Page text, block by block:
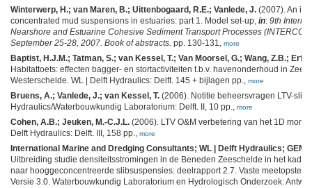
Winterwerp, H.; van Maren, B.; Uittenbogaard, R.E.; Vanlede, J. (2007). An
concentrated mud suspensions in estuaries: part 1. Model set-up, in: 9th
Nearshore and Estuarine Cohesive Sediment Transport Processes
September 25-28, 2007. Book of abstracts. pp. 130-131, more
Baptist, H.J.M.; Tatman, S.; van Kessel, T.; Van Moorsel, G.; Wang, Z.B.;
Habitattoets: effecten bagger- en stortactiviteiten t.b.v. havenonderhoud in
Westerschelde. WL | Delft Hydraulics: Delft. 145 + bijlagen pp., more
Bruens, A.; Vanlede, J.; van Kessel, T. (2006). Notitie beheersvragen LTV-
Hydraulics/Waterbouwkundig Laboratorium: Delft. II, 10 pp., more
Cohen, A.B.; Jeuken, M.-C.J.L. (2006). LTV O&M verbetering van het 1D
Delft Hydraulics: Delft. III, 158 pp., more
International Marine and Dredging Consultants; WL | Delft Hydraulics;
Uitbreiding studie densiteitsstromingen in de Beneden Zeeschelde in het kader
naar hooggeconcentreerde slibsuspensies: deelrapport 2.7. Vaste
Versie 3.0. Waterbouwkundig Laboratorium en Hydrologisch Onderzoek: